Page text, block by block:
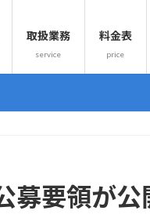
取扱業務
service
料金表
price
募要領が公